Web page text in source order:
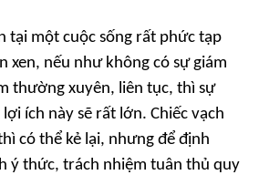
tại một cuộc sống rất phức tạp
xen, nếu như không có sự giám
thường xuyên, liên tục, thì sự
ích này sẽ rất lớn. Chiếc vạch
có thể kẻ lại, nhưng để định
ý thức, trách nhiệm tuân thủ quy